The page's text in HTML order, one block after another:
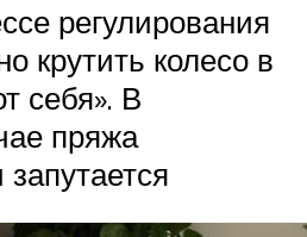
регулирования
крутить колесо в
себя». В
пряжа